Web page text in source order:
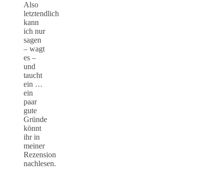
Also
letztendlich
kann
ich nur
sagen
– wagt
es –
und
taucht
ein …
ein
paar
gute
Gründe
könnt
ihr in
meiner
Rezension
nachlesen.